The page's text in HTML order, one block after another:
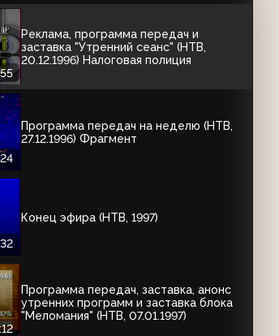
Реклама, программа передач и
заставка "Утренний сеанс" (НТВ,
20.12.1996) Налоговая полиция
Программа передач на неделю (НТВ,
27.12.1996) Фрагмент
Конец эфира (НТВ, 1997)
Программа передач, заставка, анонс
утренних программ и заставка блока
"Меломания" (НТВ, 07.01.1997)